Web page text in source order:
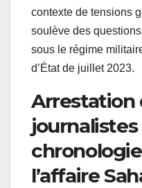
contexte de tensions
soulève des
sous le régime
d’État de juillet 2023.
Arrestation
journalistes
l’affaire